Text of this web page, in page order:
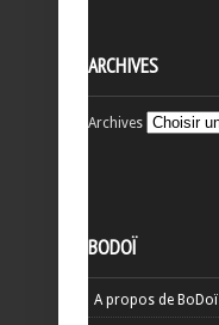
ARCHIVES
Archives
BODOÏ
A propos de BoDoï